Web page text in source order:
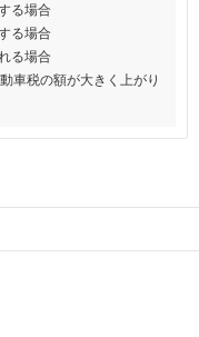
る場合
る場合
る場合
車税の額が大きく上がり